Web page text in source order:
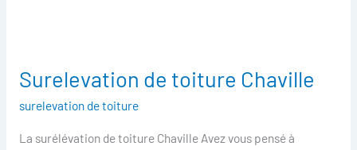
Surelevation de toiture Chaville
surelevation de toiture
La surélévation de toiture Chaville Avez vous pensé à
Surelevation
Chaville